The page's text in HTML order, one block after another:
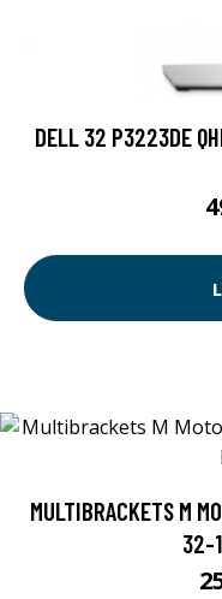
DELL 32 P3223DE
MULTIBRACKETS M
32-